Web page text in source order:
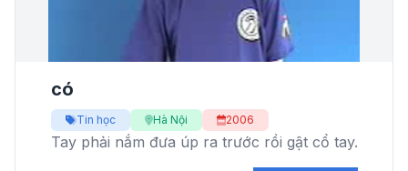
có
Tin học Hà Nội 2006
Tay phải nắm đưa úp ra trước rồi gật cổ tay.